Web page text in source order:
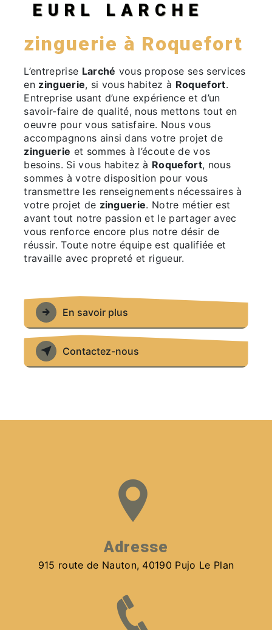
EURL LARCHE
zinguerie à Roquefort
L’entreprise Larché vous propose ses services
en zinguerie, si vous habitez à Roquefort.
Entreprise usant d’une expérience et d’un
savoir-faire de qualité, nous mettons tout en
oeuvre pour vous satisfaire. Nous vous
accompagnons ainsi dans votre projet de
zinguerie et sommes à l’écoute de vos
besoins. Si vous habitez à Roquefort, nous
sommes à votre disposition pour vous
transmettre les renseignements nécessaires à
votre projet de zinguerie. Notre métier est
avant tout notre passion et le partager avec
vous renforce encore plus notre désir de
réussir. Toute notre équipe est qualifiée et
travaille avec propreté et rigueur.
En savoir plus
Contactez-nous
Adresse
915 route de Nauton, 40190 Pujo Le Plan